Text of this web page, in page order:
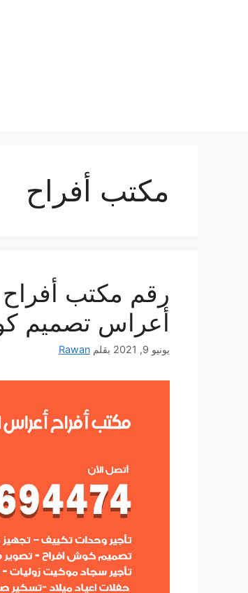
مكتب أفراح
أعراس تصميم
يونيو 9, 2021 بقلم Rawan